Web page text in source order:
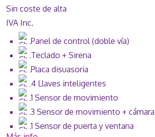
Sin coste de alta
IVA Inc.
Panel de control (doble vía)
Teclado + Sirena
Placa disuasoria
4 Llaves inteligentes
1 Sensor de movimiento
3 Sensor de movimiento + cámara
1 Sensor de puerta y ventana